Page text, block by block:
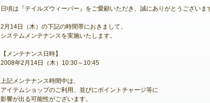
最新情報
イベント
ンス
日頃は『テイルズウィーバー』をご愛顧いただき、誠にありがとうございま
2月14日（木）の下記の時間帯におきまして、
システムメンテナンスを実施いたします。
【メンテナンス日時】
2008年2月14日（木）10:30～10:45
上記メンテナンス時間中は、
アイテムショップのご利用、並びにポイントチャージ等に
影響が出る可能性がございます。